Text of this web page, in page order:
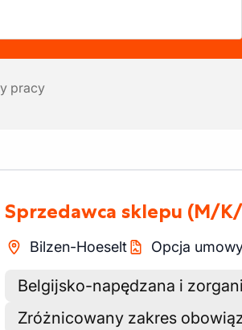
pracy
Sprzedawca sklepu (M/
Bilzen-Hoeselt Opcja
Belgijsko-napędzana i
Zróżnicowany zakres